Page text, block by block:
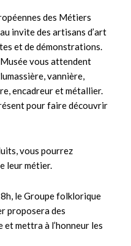
des Métiers
invite des artisans d’art
et de démonstrations.
vous attendent
vannière,
encadreur et métallier.
pour faire découvrir
vous pourrez
leur métier.
le Groupe folklorique
proposera des
mettra à l’honneur les